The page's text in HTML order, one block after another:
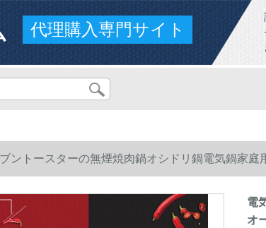
代理購入専門サイト
ントースターの無煙焼肉鍋オシドリ鍋電気鍋家庭
電
オ